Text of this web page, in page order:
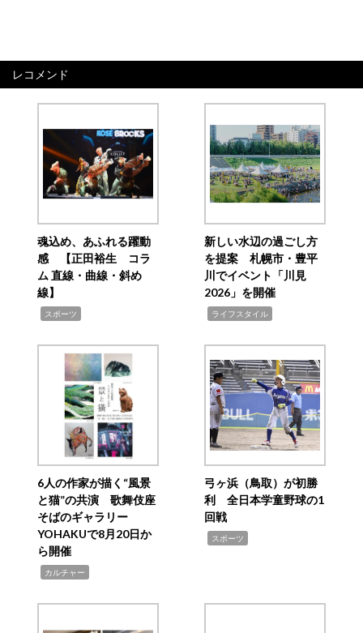
レコメンド
魂込め、あふれる躍動
感 【正田裕生 コラ
ム 直線・曲線・斜め
線】
スポーツ
新しい水辺の過ごし方
を提案 札幌市・豊平
川でイベント「川見
2026」を開催
ライフスタイル
6人の作家が描く“風景
と猫”の共演 歌舞伎座
そばのギャラリー
YOHAKUで8月20日か
ら開催
カルチャー
弓ヶ浜（鳥取）が初勝
利 全日本学童野球の1
回戦
スポーツ